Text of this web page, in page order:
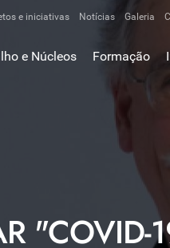
e iniciativas Notícias Galeria
e Núcleos
e do Ambiente
Formação
Hot Topics
Fórum das
Outros cursos
"COVID-